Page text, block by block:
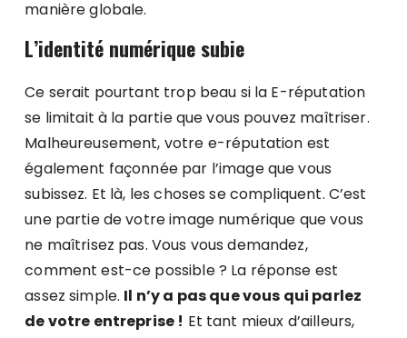
manière globale.
L’identité numérique subie
Ce serait pourtant trop beau si la E-réputation
se limitait à la partie que vous pouvez maîtriser.
Malheureusement, votre e-réputation est
également façonnée par l’image que vous
subissez. Et là, les choses se compliquent. C’est
une partie de votre image numérique que vous
ne maîtrisez pas. Vous vous demandez,
comment est-ce possible ? La réponse est
assez simple. Il n’y a pas que vous qui parlez
de votre entreprise ! Et tant mieux d’ailleurs,